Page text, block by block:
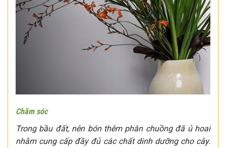
Chăm sóc
Trong bầu đất, nên bón thêm phân chuồng đã ủ hoai
nhằm cung cấp đầy đủ các chất dinh dưỡng cho cây.